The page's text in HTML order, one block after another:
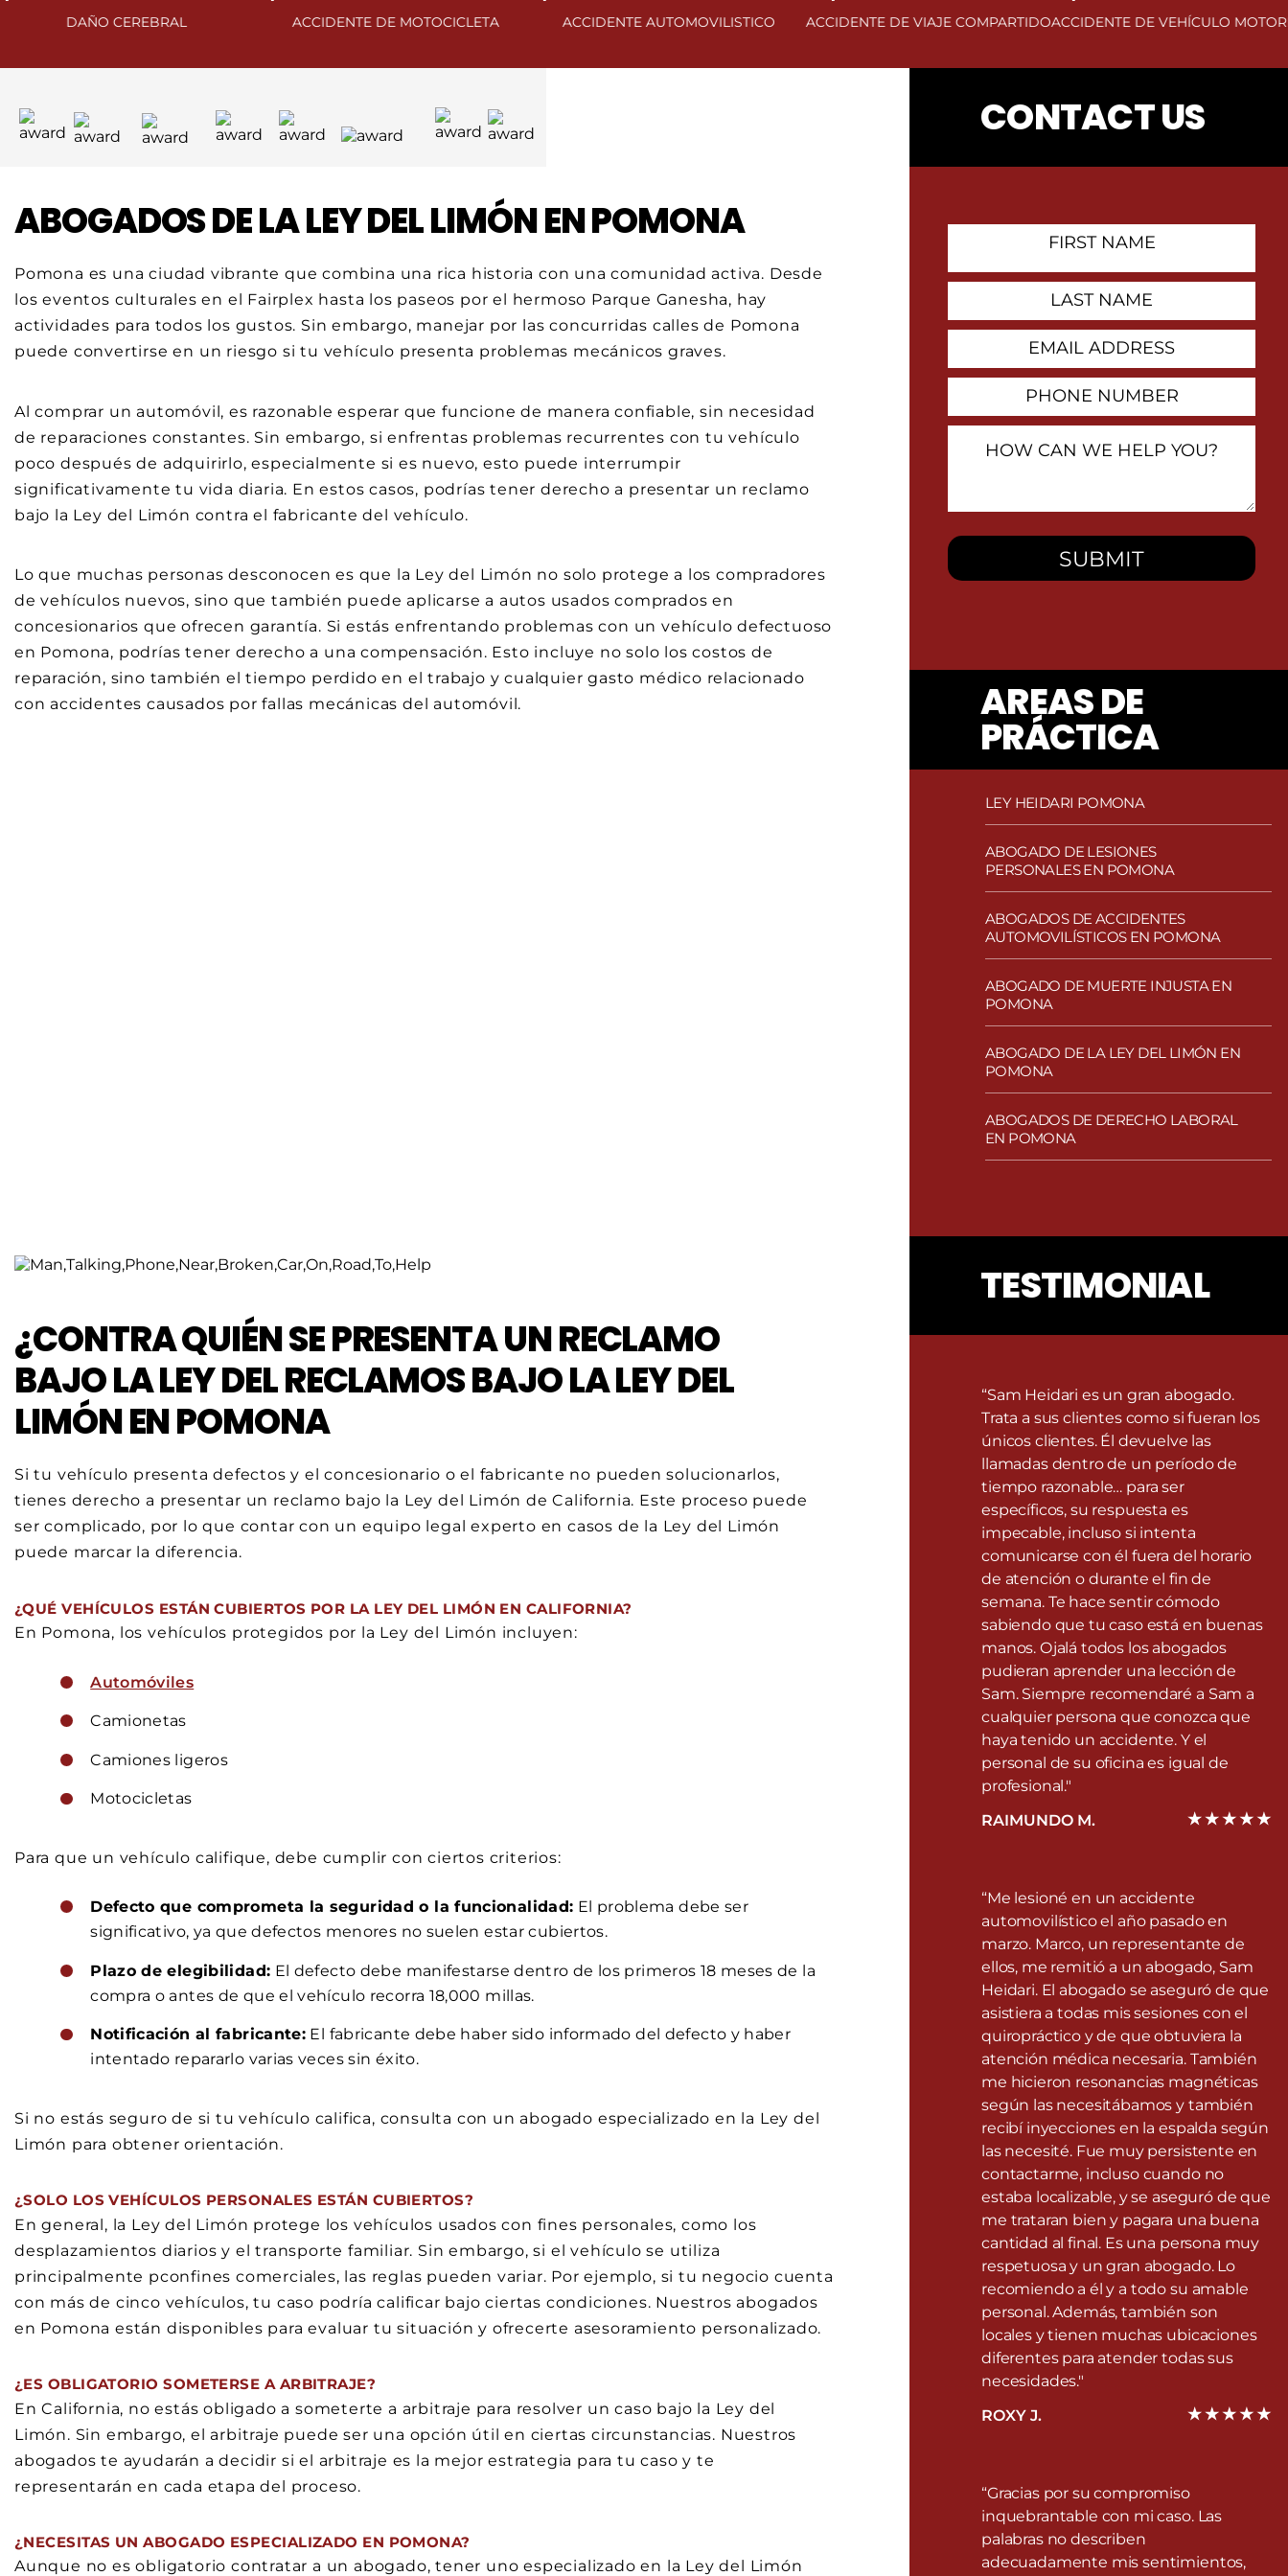
CEREBRAL ACCIDENTE DE MOTOCICLETA ACCIDENTE AUTOMOVILISTICO ACCIDENTE DE VIAJE COMPARTIDOACCIDENTE DE VEHÍCULO MOTORIZADO
ABOGADOS DE LA LEY DEL LIMÓN EN POMONA
Pomona es una ciudad vibrante que combina una rica historia con una comunidad activa. Desde
los eventos culturales en el Fairplex hasta los paseos por el hermoso Parque Ganesha, hay
actividades para todos los gustos. Sin embargo, manejar por las concurridas calles de Pomona
puede convertirse en un riesgo si tu vehículo presenta problemas mecánicos graves.
Al comprar un automóvil, es razonable esperar que funcione de manera confiable, sin necesidad
de reparaciones constantes. Sin embargo, si enfrentas problemas recurrentes con tu vehículo
poco después de adquirirlo, especialmente si es nuevo, esto puede interrumpir
significativamente tu vida diaria. En estos casos, podrías tener derecho a presentar un reclamo
bajo la Ley del Limón contra el fabricante del vehículo.
Lo que muchas personas desconocen es que la Ley del Limón no solo protege a los compradores
de vehículos nuevos, sino que también puede aplicarse a autos usados comprados en
concesionarios que ofrecen garantía. Si estás enfrentando problemas con un vehículo defectuoso
en Pomona, podrías tener derecho a una compensación. Esto incluye no solo los costos de
reparación, sino también el tiempo perdido en el trabajo y cualquier gasto médico relacionado
con accidentes causados por fallas mecánicas del automóvil.
¿CONTRA QUIÉN SE PRESENTA UN RECLAMO
BAJO LA LEY DEL RECLAMOS BAJO LA LEY DEL
LIMÓN EN POMONA
Si tu vehículo presenta defectos y el concesionario o el fabricante no pueden solucionarlos,
tienes derecho a presentar un reclamo bajo la Ley del Limón de California. Este proceso puede
ser complicado, por lo que contar con un equipo legal experto en casos de la Ley del Limón
puede marcar la diferencia.
¿QUÉ VEHÍCULOS ESTÁN CUBIERTOS POR LA LEY DEL LIMÓN EN CALIFORNIA?
En Pomona, los vehículos protegidos por la Ley del Limón incluyen:
Automóviles
Camionetas
Camiones ligeros
Motocicletas
Para que un vehículo califique, debe cumplir con ciertos criterios:
Defecto que comprometa la seguridad o la funcionalidad: El problema debe ser
significativo, ya que defectos menores no suelen estar cubiertos.
Plazo de elegibilidad: El defecto debe manifestarse dentro de los primeros 18 meses de la
compra o antes de que el vehículo recorra 18,000 millas.
Notificación al fabricante: El fabricante debe haber sido informado del defecto y haber
intentado repararlo varias veces sin éxito.
Si no estás seguro de si tu vehículo califica, consulta con un abogado especializado en la Ley del
Limón para obtener orientación.
¿SOLO LOS VEHÍCULOS PERSONALES ESTÁN CUBIERTOS?
En general, la Ley del Limón protege los vehículos usados con fines personales, como los
desplazamientos diarios y el transporte familiar. Sin embargo, si el vehículo se utiliza
principalmente pconfines comerciales, las reglas pueden variar. Por ejemplo, si tu negocio cuenta
con más de cinco vehículos, tu caso podría calificar bajo ciertas condiciones. Nuestros abogados
en Pomona están disponibles para evaluar tu situación y ofrecerte asesoramiento personalizado.
¿ES OBLIGATORIO SOMETERSE A ARBITRAJE?
En California, no estás obligado a someterte a arbitraje para resolver un caso bajo la Ley del
Limón. Sin embargo, el arbitraje puede ser una opción útil en ciertas circunstancias. Nuestros
abogados te ayudarán a decidir si el arbitraje es la mejor estrategia para tu caso y te
representarán en cada etapa del proceso.
¿NECESITAS UN ABOGADO ESPECIALIZADO EN POMONA?
Aunque no es obligatorio contratar a un abogado, tener uno especializado en la Ley del Limón
CONTACT US
Contact
You?
AREAS DE
PRÁCTICA
LEY HEIDARI POMONA
ABOGADO DE LESIONES
PERSONALES EN POMONA
ABOGADOS DE ACCIDENTES
AUTOMOVILÍSTICOS EN POMONA
ABOGADO DE MUERTE INJUSTA EN
POMONA
ABOGADO DE LA LEY DEL LIMÓN EN
POMONA
ABOGADOS DE DERECHO LABORAL
EN POMONA
TESTIMONIAL
“Sam Heidari es un gran abogado.
Trata a sus clientes como si fueran los
únicos clientes. Él devuelve las
llamadas dentro de un período de
tiempo razonable… para ser
específicos, su respuesta es
impecable, incluso si intenta
comunicarse con él fuera del horario
de atención o durante el fin de
semana. Te hace sentir cómodo
sabiendo que tu caso está en buenas
manos. Ojalá todos los abogados
pudieran aprender una lección de
Sam. Siempre recomendaré a Sam a
cualquier persona que conozca que
haya tenido un accidente. Y el
personal de su oficina es igual de
profesional."
RAIMUNDO M.
“Me lesioné en un accidente
automovilístico el año pasado en
marzo. Marco, un representante de
ellos, me remitió a un abogado, Sam
Heidari. El abogado se aseguró de que
asistiera a todas mis sesiones con el
quiropráctico y de que obtuviera la
atención médica necesaria. También
me hicieron resonancias magnéticas
según las necesitábamos y también
recibí inyecciones en la espalda según
las necesité. Fue muy persistente en
contactarme, incluso cuando no
estaba localizable, y se aseguró de que
me trataran bien y pagara una buena
cantidad al final. Es una persona muy
respetuosa y un gran abogado. Lo
recomiendo a él y a todo su amable
personal. Además, también son
locales y tienen muchas ubicaciones
diferentes para atender todas sus
necesidades."
ROXY J.
“Gracias por su compromiso
inquebrantable con mi caso. Las
palabras no describen
adecuadamente mis sentimientos,